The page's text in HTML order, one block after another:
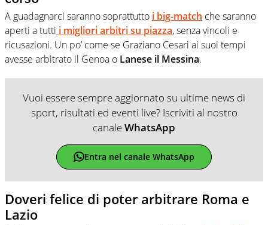
A guadagnarci saranno soprattutto i big-match che saranno
aperti a tutti i migliori arbitri su piazza, senza vincoli e
ricusazioni. Un po’ come se Graziano Cesari ai suoi tempi
avesse arbitrato il Genoa o Lanese il Messina.
Vuoi essere sempre aggiornato su ultime news di
sport, risultati ed eventi live? Iscriviti al nostro
canaleWhatsApp
Entra nel canale WhatsApp
Doveri felice di poter arbitrare Roma e
Lazio